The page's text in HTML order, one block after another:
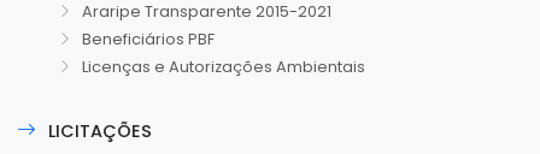
Araripe Transparente 2015-2021
Beneficiários PBF
Licenças e Autorizações Ambientais
LICITAÇÕES